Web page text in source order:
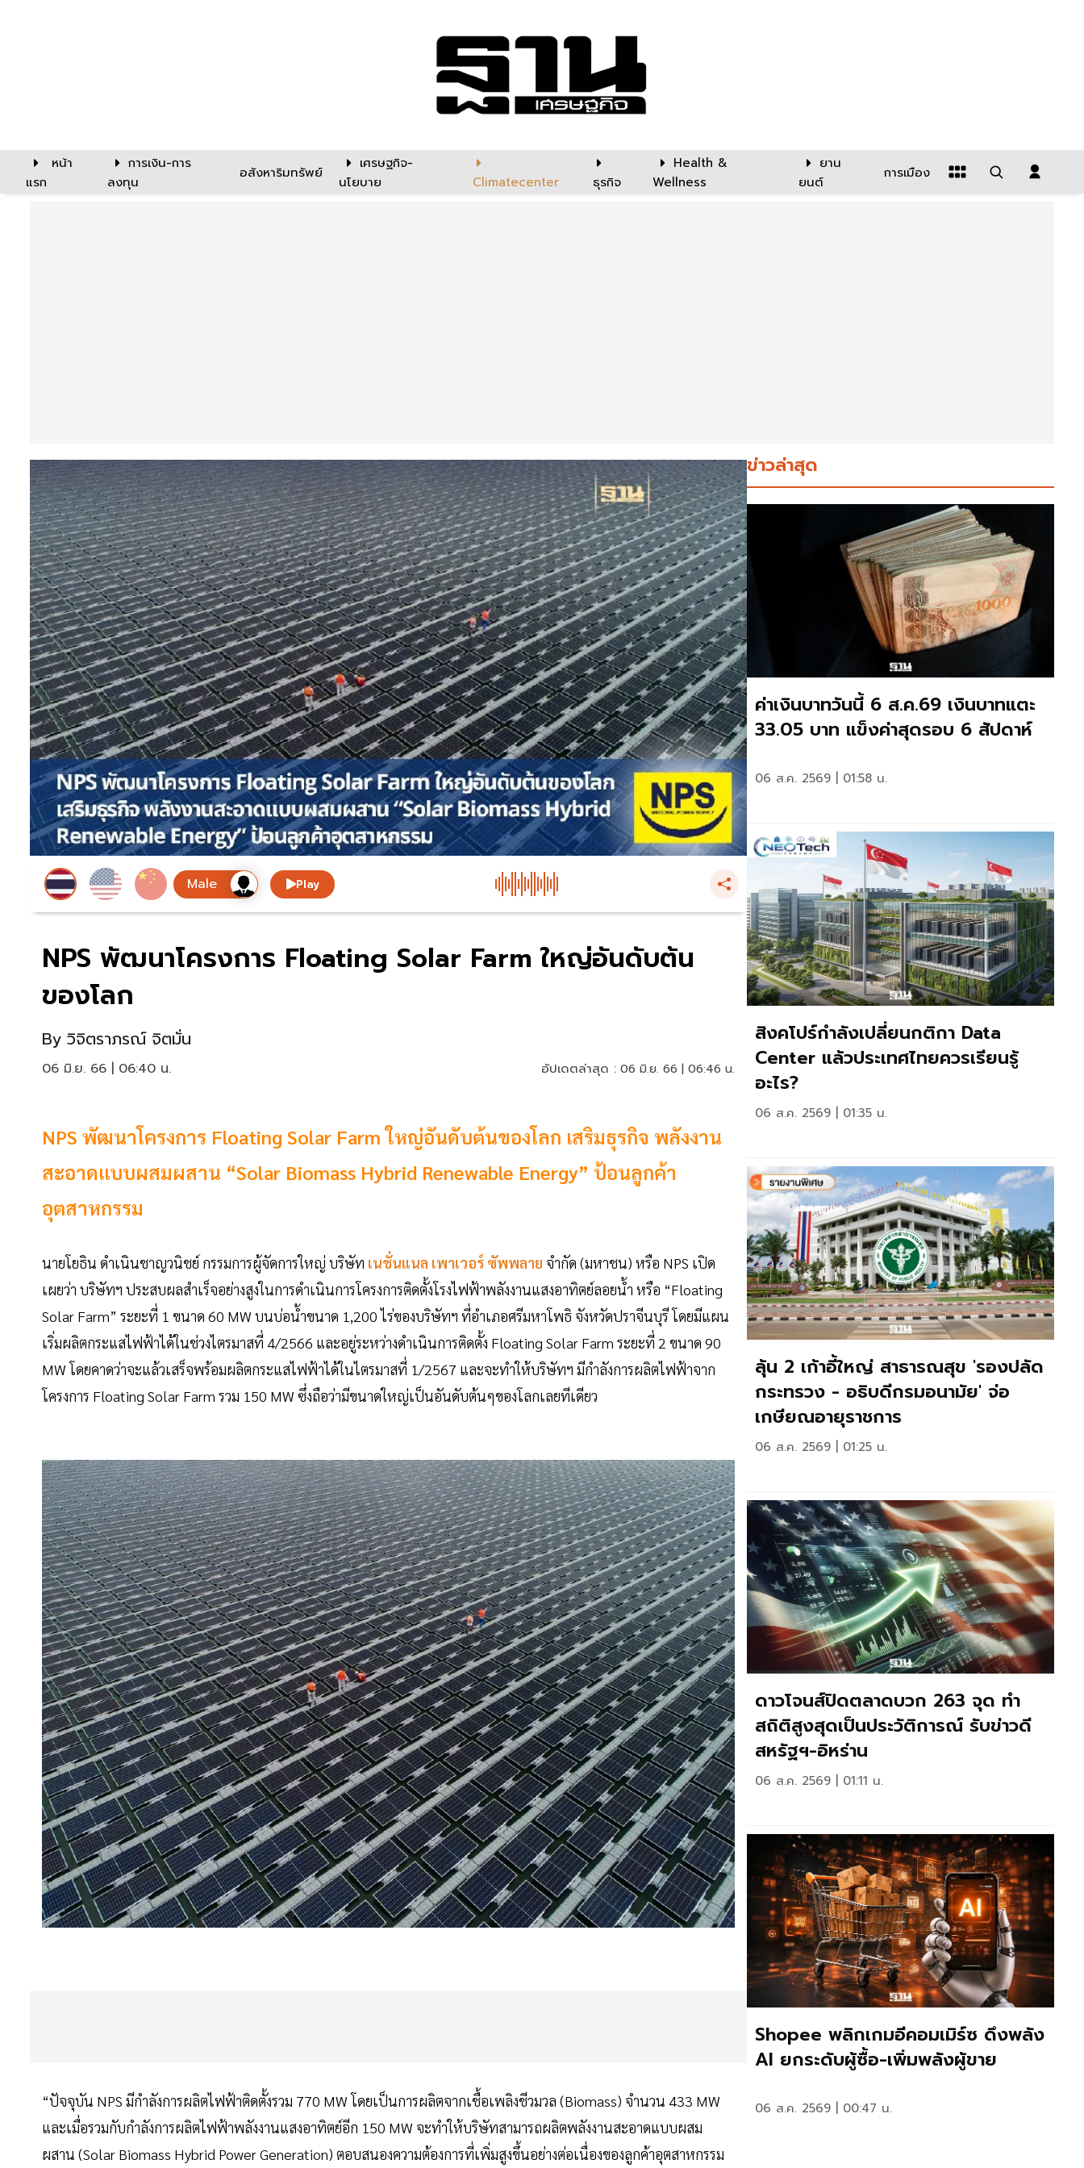
หน้า
แรก
การเงิน-การ
ลงทุน
อสังหาริมทรัพย์
เศรษฐกิจ-
นโยบาย
Climatecenter ธุรกิจ
Health &
Wellness
ยาน
ยนต์
การเมือง
Play
NPS พัฒนาโครงการ Floating Solar Farm ใหญ่อันดับต้น
ของโลก
By วิจิตราภรณ์ จิตมั่น
06 มิ.ย. 66 | 06:40 น. อัปเดตล่าสุด : 06 มิ.ย. 66 | 06:46 น.
NPS พัฒนาโครงการ Floating Solar Farm ใหญ่อันดับต้นของโลก เสริมธุรกิจ พลังงาน
สะอาดแบบผสมผสาน “Solar Biomass Hybrid Renewable Energy” ป้อนลูกค้า
อุตสาหกรรม
นายโยธิน ดำเนินชาญวนิชย์ กรรมการผู้จัดการใหญ่ บริษัท เนชั่นแนล เพาเวอร์ ซัพพลาย จำกัด (มหาชน) หรือ NPS เปิด
เผยว่า บริษัทฯ ประสบผลสำเร็จอย่างสูงในการดำเนินการโครงการติดตั้งโรงไฟฟ้าพลังงานแสงอาทิตย์ลอยน้ำ หรือ “Floating
Solar Farm” ระยะที่ 1 ขนาด 60 MW บนบ่อน้ำขนาด 1,200 ไร่ของบริษัทฯ ที่อำเภอศรีมหาโพธิ จังหวัดปราจีนบุรี โดยมีแผน
เริ่มผลิตกระแสไฟฟ้าได้ในช่วงไตรมาสที่ 4/2566 และอยู่ระหว่างดำเนินการติดตั้ง Floating Solar Farm ระยะที่ 2 ขนาด 90
MW โดยคาดว่าจะแล้วเสร็จพร้อมผลิตกระแสไฟฟ้าได้ในไตรมาสที่ 1/2567 และจะทำให้บริษัทฯ มีกำลังการผลิตไฟฟ้าจาก
โครงการ Floating Solar Farm รวม 150 MW ซึ่งถือว่ามีขนาดใหญ่เป็นอันดับต้นๆของโลกเลยทีเดียว
“ปัจจุบัน NPS มีกำลังการผลิตไฟฟ้าติดตั้งรวม 770 MW โดยเป็นการผลิตจากเชื้อเพลิงชีวมวล (Biomass) จำนวน 433 MW
และเมื่อรวมกับกำลังการผลิตไฟฟ้าพลังงานแสงอาทิตย์อีก 150 MW จะทำให้บริษัทสามารถผลิตพลังงานสะอาดแบบผสม
ผสาน (Solar Biomass Hybrid Power Generation) ตอบสนองความต้องการที่เพิ่มสูงขึ้นอย่างต่อเนื่องของลูกค้าอุตสาหกรรม
ข่าวล่าสุด
ค่าเงินบาทวันนี้ 6 ส.ค.69 เงินบาทแตะ
33.05 บาท แข็งค่าสุดรอบ 6 สัปดาห์
06 ส.ค. 2569 | 01:58 น.
สิงคโปร์กำลังเปลี่ยนกติกา Data
Center แล้วประเทศไทยควรเรียนรู้
อะไร?
06 ส.ค. 2569 | 01:35 น.
ลุ้น 2 เก้าอี้ใหญ่ สาธารณสุข 'รองปลัด
กระทรวง - อธิบดีกรมอนามัย' จ่อ
เกษียณอายุราชการ
06 ส.ค. 2569 | 01:25 น.
ดาวโจนส์ปิดตลาดบวก 263 จุด ทำ
สถิติสูงสุดเป็นประวัติการณ์ รับข่าวดี
สหรัฐฯ-อิหร่าน
06 ส.ค. 2569 | 01:11 น.
Shopee พลิกเกมอีคอมเมิร์ซ ดึงพลัง
AI ยกระดับผู้ซื้อ-เพิ่มพลังผู้ขาย
06 ส.ค. 2569 | 00:47 น.